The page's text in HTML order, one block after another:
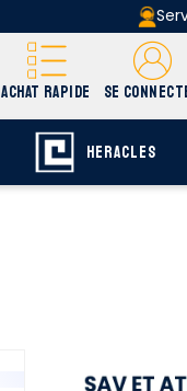
ACHAT RAPIDE SE
HERACLES